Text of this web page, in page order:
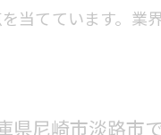
当てています。業
県尼崎市淡路市